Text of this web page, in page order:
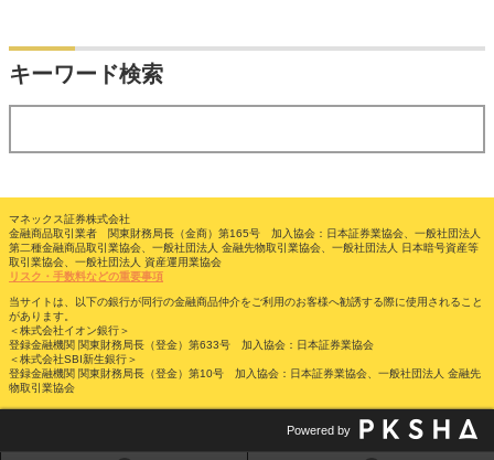
キーワード検索
マネックス証券株式会社
金融商品取引業者 関東財務局長（金商）第165号 加入協会：日本証券業協会、一般社団法人
第二種金融商品取引業協会、一般社団法人 金融先物取引業協会、一般社団法人 日本暗号資産等
取引業協会、一般社団法人 資産運用業協会
リスク・手数料などの重要事項
当サイトは、以下の銀行が同行の金融商品仲介をご利用のお客様へ勧誘する際に使用されること
があります。
＜株式会社イオン銀行＞
登録金融機関 関東財務局長（登金）第633号 加入協会：日本証券業協会
＜株式会社SBI新生銀行＞
登録金融機関 関東財務局長（登金）第10号 加入協会：日本証券業協会、一般社団法人 金融先
物取引業協会
Powered by